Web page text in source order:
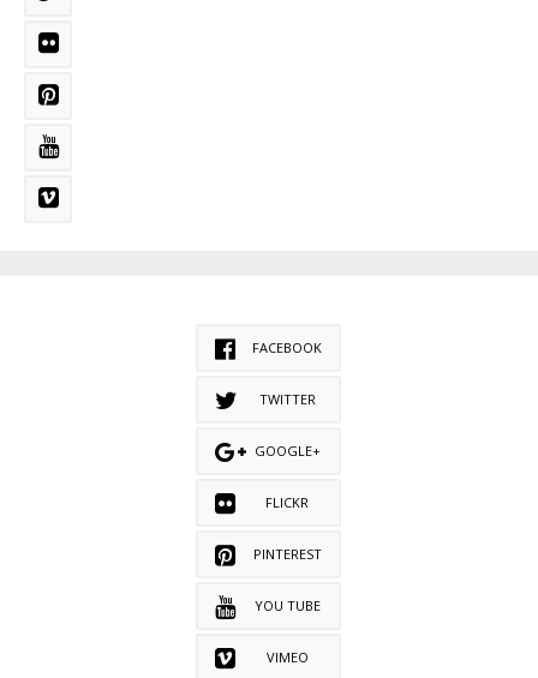
FACEBOOK
TWITTER
GOOGLE+
FLICKR
PINTEREST
YOU TUBE
VIMEO